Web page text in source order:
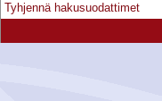
Tyhjennä hakusuodattimet